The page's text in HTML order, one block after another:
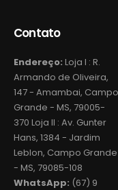
Contato
Endereço: Loja I : R.
Armando de Oliveira,
147 - Amambai, Campo
Grande - MS, 79005-
370 Loja II : Av. Gunter
Hans, 1384 - Jardim
Leblon, Campo Grande
- MS, 79085-108
WhatsApp: (67) 9